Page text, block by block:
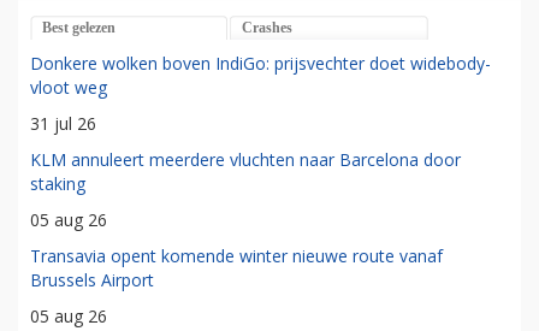
Best gelezen Crashes
Donkere wolken boven IndiGo: prijsvechter doet widebody-
vloot weg
31 jul 26
KLM annuleert meerdere vluchten naar Barcelona door
staking
05 aug 26
Transavia opent komende winter nieuwe route vanaf
Brussels Airport
05 aug 26